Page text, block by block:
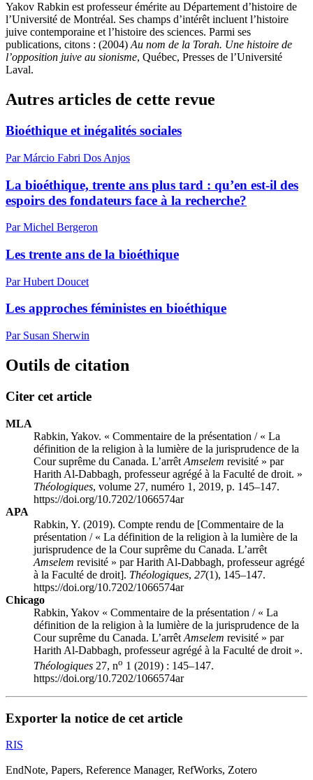
Yakov Rabkin est professeur émérite au Département d’histoire de
l’Université de Montréal. Ses champs d’intérêt incluent l’histoire
juive contemporaine et l’histoire des sciences. Parmi ses
publications, citons : (2004) Au nom de la Torah. Une histoire de
l’opposition juive au sionisme, Québec, Presses de l’Université
Laval.
Autres articles de cette revue
Bioéthique et inégalités sociales
Par Márcio Fabri Dos Anjos
La bioéthique, trente ans plus tard : qu’en est-il des
espoirs des fondateurs face à la recherche?
Par Michel Bergeron
Les trente ans de la bioéthique
Par Hubert Doucet
Les approches féministes en bioéthique
Par Susan Sherwin
Outils de citation
Citer cet article
MLA
Rabkin, Yakov. « Commentaire de la présentation / « La
définition de la religion à la lumière de la jurisprudence de la
Cour suprême du Canada. L’arrêt Amselem revisité » par
Harith Al-Dabbagh, professeur agrégé à la Faculté de droit. »
Théologiques, volume 27, numéro 1, 2019, p. 145–147.
https://doi.org/10.7202/1066574ar
APA
Rabkin, Y. (2019). Compte rendu de [Commentaire de la
présentation / « La définition de la religion à la lumière de la
jurisprudence de la Cour suprême du Canada. L’arrêt
Amselem revisité » par Harith Al-Dabbagh, professeur agrégé
à la Faculté de droit]. Théologiques, 27(1), 145–147.
https://doi.org/10.7202/1066574ar
Chicago
Rabkin, Yakov « Commentaire de la présentation / « La
définition de la religion à la lumière de la jurisprudence de la
Cour suprême du Canada. L’arrêt Amselem revisité » par
Harith Al-Dabbagh, professeur agrégé à la Faculté de droit ».
Théologiques 27, no 1 (2019) : 145–147.
https://doi.org/10.7202/1066574ar
Exporter la notice de cet article
RIS
EndNote, Papers, Reference Manager, RefWorks, Zotero